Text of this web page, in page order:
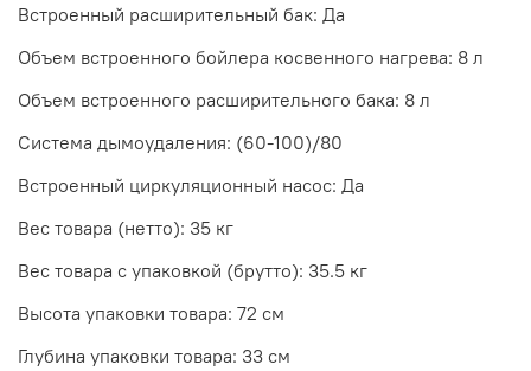
Встроенный расширительный бак: Да
Объем встроенного бойлера косвенного нагрева: 8 л
Объем встроенного расширительного бака: 8 л
Система дымоудаления: (60-100)/80
Встроенный циркуляционный насос: Да
Вес товара (нетто): 35 кг
Вес товара с упаковкой (брутто): 35.5 кг
Высота упаковки товара: 72 см
Глубина упаковки товара: 33 см